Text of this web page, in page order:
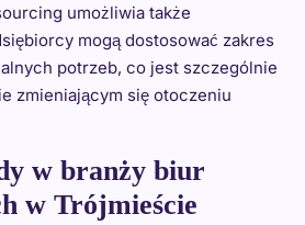
umożliwia także
mogą dostosować zakres
potrzeb, co jest szczególnie
zmieniającym się otoczeniu
w branży biur
w Trójmieście